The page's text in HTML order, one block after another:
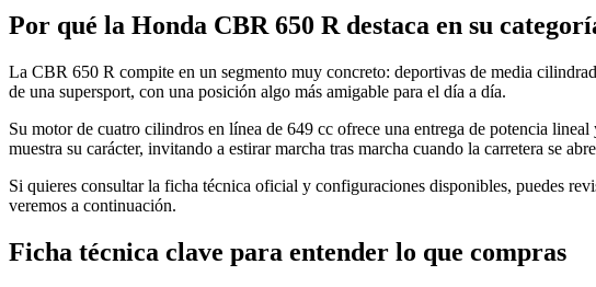
Por qué la Honda CBR 650 R destaca en su
La CBR 650 R compite en un segmento muy concreto: deportivas de media
de una supersport, con una posición algo más amigable para el día a día.
Su motor de cuatro cilindros en línea de 649 cc ofrece una entrega de potencia
muestra su carácter, invitando a estirar marcha tras marcha cuando la carretera se
Si quieres consultar la ficha técnica oficial y configuraciones disponibles, puedes
veremos a continuación.
Ficha técnica clave para entender lo que compras